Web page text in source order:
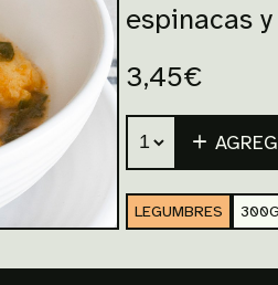
espinacas
3,45€
LEGUMBRES 300G